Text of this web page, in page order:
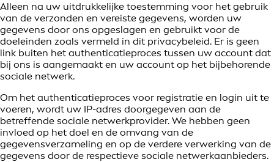
Alleen na uw uitdrukkelijke toestemming voor het gebruik
van de verzonden en vereiste gegevens, worden uw
gegevens door ons opgeslagen en gebruikt voor de
doeleinden zoals vermeld in dit privacybeleid. Er is geen
link buiten het authenticatieproces tussen uw account dat
bij ons is aangemaakt en uw account op het bijbehorende
sociale netwerk.
Om het authenticatieproces voor registratie en login uit te
voeren, wordt uw IP-adres doorgegeven aan de
betreffende sociale netwerkprovider. We hebben geen
invloed op het doel en de omvang van de
gegevensverzameling en op de verdere verwerking van de
gegevens door de respectieve sociale netwerkaanbieders.